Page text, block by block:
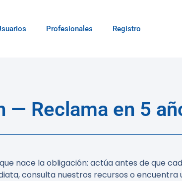
Profesionales Registro
— Reclama en 5
nace la obligación: actúa antes de que
consulta nuestros recursos o encuentra